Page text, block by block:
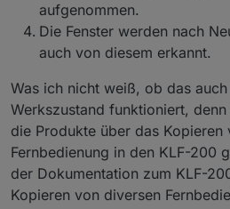
aufgenommen.
Die Fenster werden nach
auch von diesem erkannt.
Was ich nicht weiß, ob das
Werkszustand funktioniert,
die Produkte über das Kopieren
Fernbedienung in den KLF-200
der Dokumentation zum KLF-
Kopieren von diversen